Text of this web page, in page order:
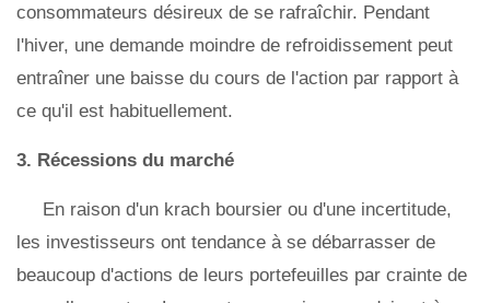
consommateurs désireux de se rafraîchir. Pendant
l'hiver, une demande moindre de refroidissement peut
entraîner une baisse du cours de l'action par rapport à
ce qu'il est habituellement.
3. Récessions du marché
En raison d'un krach boursier ou d'une incertitude,
les investisseurs ont tendance à se débarrasser de
beaucoup d'actions de leurs portefeuilles par crainte de